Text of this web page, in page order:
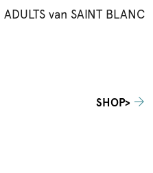
ADULTS van SAINT BLANC
SHOP>